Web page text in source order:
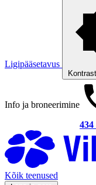
Ligipääsetavus
Info ja broneerimine
434
Kõik teenused